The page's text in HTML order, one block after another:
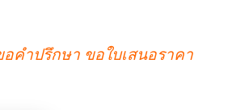
คำปรึกษา ขอใบเสนอราคา